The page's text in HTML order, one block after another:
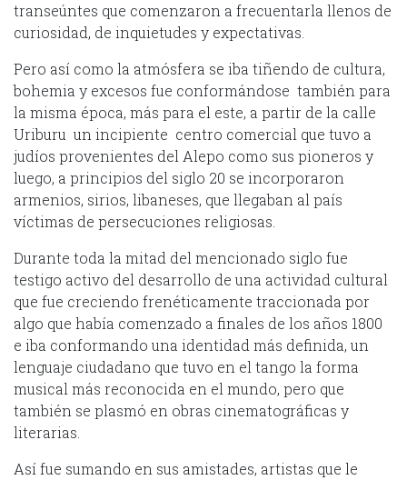
transeúntes que comenzaron a frecuentarla llenos de
curiosidad, de inquietudes y expectativas.
Pero así como la atmósfera se iba tiñendo de cultura,
bohemia y excesos fue conformándose también para
la misma época, más para el este, a partir de la calle
Uriburu un incipiente centro comercial que tuvo a
judíos provenientes del Alepo como sus pioneros y
luego, a principios del siglo 20 se incorporaron
armenios, sirios, libaneses, que llegaban al país
víctimas de persecuciones religiosas.
Durante toda la mitad del mencionado siglo fue
testigo activo del desarrollo de una actividad cultural
que fue creciendo frenéticamente traccionada por
algo que había comenzado a finales de los años 1800
e iba conformando una identidad más definida, un
lenguaje ciudadano que tuvo en el tango la forma
musical más reconocida en el mundo, pero que
también se plasmó en obras cinematográficas y
literarias.
Así fue sumando en sus amistades, artistas que le